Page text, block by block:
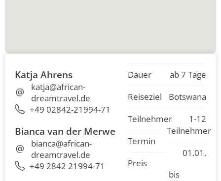
Katja Ahrens
katja@african-
dreamtravel.de
+49 02842-21994-71
Bianca van der Merwe
bianca@african-
dreamtravel.de
+49 2842 21994-71
Dauer
Reiseziel
Teilnehmer
Termin
Preis
ab 7 Tage
Botswana
1-12
Teilnehmer
01.01.
bis